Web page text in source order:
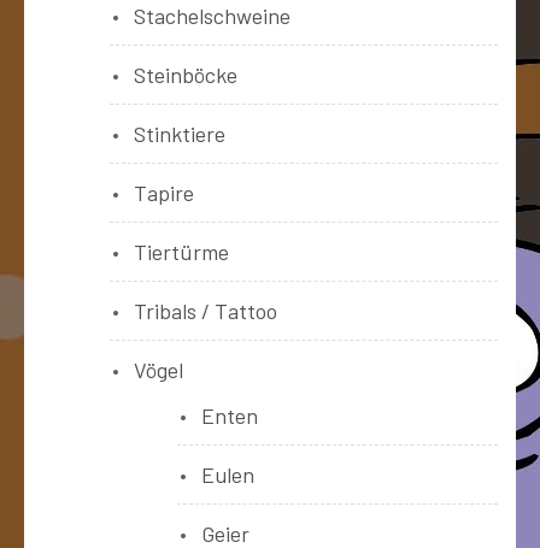
Stachelschweine
Steinböcke
Stinktiere
Tapire
Tiertürme
Tribals / Tattoo
Vögel
Enten
Eulen
Geier